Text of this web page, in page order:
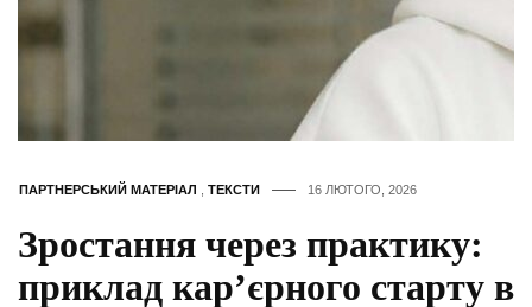
ПАРТНЕРСЬКИЙ МАТЕРІАЛ ТЕКСТИ 16 ЛЮТОГО, 2026
Зростання через практику:
приклад кар’єрного старту в